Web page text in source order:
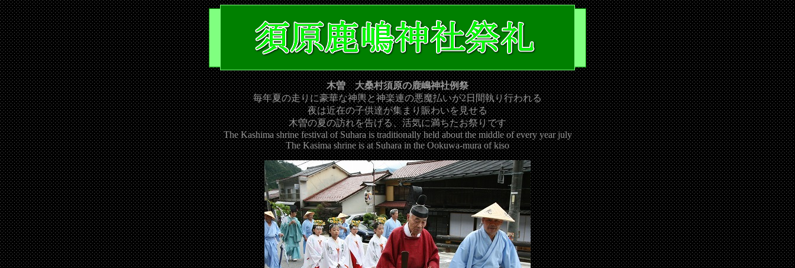
木曽 大桑村須原の鹿嶋神社例祭
毎年夏の走りに豪華な神輿と神楽連の悪魔払いが2日間執り行われる
夜は近在の子供達が集まり賑わいを見せる
木曽の夏の訪れを告げる、活気に満ちたお祭りです
The Kashima shrine festival of Suhara is traditionally held about the middle of every year july
The Kasima shrine is at Suhara in the Ookuwa-mura of kiso